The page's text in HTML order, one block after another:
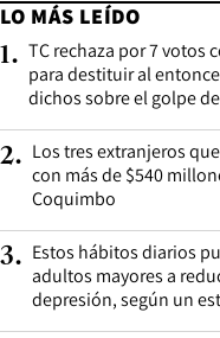
LO MÁS LEÍDO
1. TC rechaza por 7 votos
para destituir al
dichos sobre el golpe
2. Los tres extranjeros
con más de $540
Coquimbo
3. Estos hábitos diarios
adultos mayores a
depresión, según un